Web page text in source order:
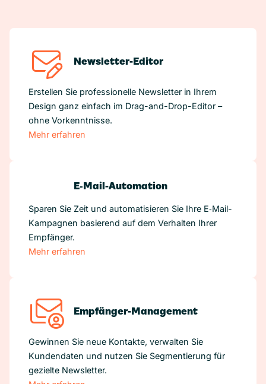
Newsletter-Editor
Erstellen Sie professionelle Newsletter in Ihrem
Design ganz einfach im Drag-and-Drop-Editor –
ohne Vorkenntnisse.
Mehr erfahren
E‑Mail-Automation
Sparen Sie Zeit und automatisieren Sie Ihre E‑Mail-
Kampagnen basierend auf dem Verhalten Ihrer
Empfänger.
Mehr erfahren
Empfänger-Management
Gewinnen Sie neue Kontakte, verwalten Sie
Kundendaten und nutzen Sie Segmentierung für
gezielte Newsletter.